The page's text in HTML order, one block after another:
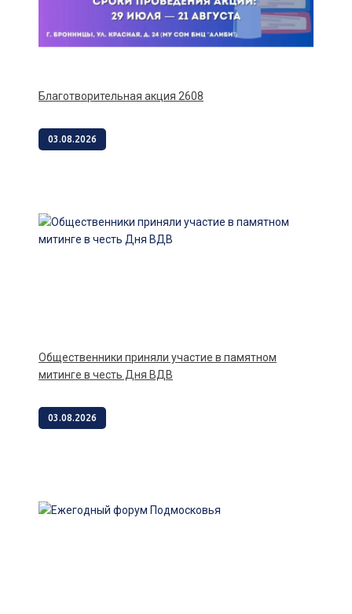
Благотворительная акция 2608
03.08.2026
Общественники приняли участие в памятном
митинге в честь Дня ВДВ
03.08.2026